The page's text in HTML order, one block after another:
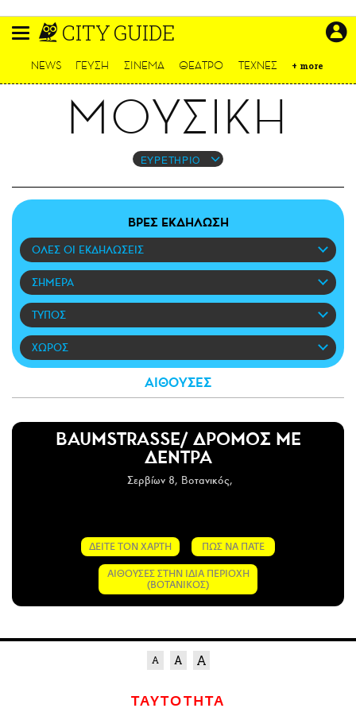
περιεχόμενο
CITY GUIDE
LIFO SHOP
NEWSLETTER
ΜΙΚΡΟΠΡΑΓΜΑΤΑ
THE GOOD LIFO
LIFOLAND
CITY GUIDE
ΕΙΔΗΣΕΙΣ
CULTURE
ΑΠΟΨΕΙΣ
ΤΡΟΠΟΣ ΖΩΗΣ
NEWS ΓΕΥΣΗ ΣΙΝΕΜΑ ΘΕΑΤΡΟ ΤΕΧΝΕΣ + more
ΜΟΥΣΙΚΗ
ΕΥΡΕΤΗΡΙΟ
ΒΡΕΣ ΕΚΔΗΛΩΣΗ
ΟΛΕΣ ΟΙ ΕΚΔΗΛΩΣΕΙΣ
ΣΗΜΕΡΑ
ΤΥΠΟΣ
ΧΩΡΟΣ
ΑΙΘΟΥΣΕΣ
BAUMSTRASSE/ ΔΡΟΜΟΣ ΜΕ
ΔΕΝΤΡΑ
Σερβίων 8, Βοτανικός,
ΔΕΙΤΕ ΤΟΝ ΧΑΡΤΗ ΠΩΣ ΝΑ ΠΑΤΕ
ΑΙΘΟΥΣΕΣ ΣΤΗΝ ΙΔΙΑ ΠΕΡΙΟΧΗ
(ΒΟΤΑΝΙΚΟΣ)
ΤΑΥΤΟΤΗΤΑ